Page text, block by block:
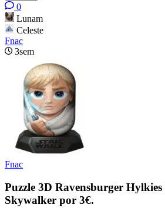
0
Lunam
Celeste
Fnac
3sem
Fnac
Puzzle 3D Ravensburger
Skywalker por 3€.